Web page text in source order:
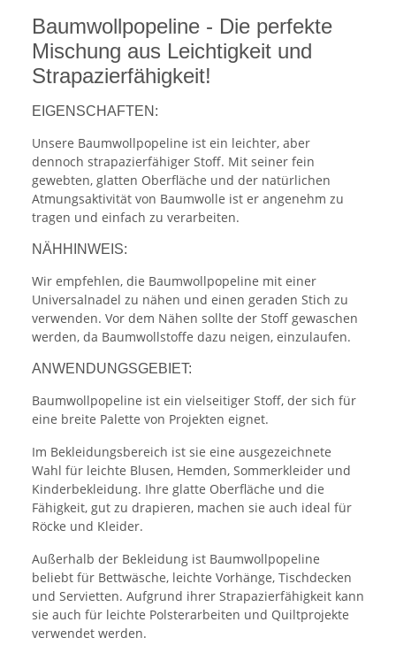
Baumwollpopeline - Die perfekte
Mischung aus Leichtigkeit und
Strapazierfähigkeit!
EIGENSCHAFTEN:
Unsere Baumwollpopeline ist ein leichter, aber
dennoch strapazierfähiger Stoff. Mit seiner fein
gewebten, glatten Oberfläche und der natürlichen
Atmungsaktivität von Baumwolle ist er angenehm zu
tragen und einfach zu verarbeiten.
NÄHHINWEIS:
Wir empfehlen, die Baumwollpopeline mit einer
Universalnadel zu nähen und einen geraden Stich zu
verwenden. Vor dem Nähen sollte der Stoff gewaschen
werden, da Baumwollstoffe dazu neigen, einzulaufen.
ANWENDUNGSGEBIET:
Baumwollpopeline ist ein vielseitiger Stoff, der sich für
eine breite Palette von Projekten eignet.
Im Bekleidungsbereich ist sie eine ausgezeichnete
Wahl für leichte Blusen, Hemden, Sommerkleider und
Kinderbekleidung. Ihre glatte Oberfläche und die
Fähigkeit, gut zu drapieren, machen sie auch ideal für
Röcke und Kleider.
Außerhalb der Bekleidung ist Baumwollpopeline
beliebt für Bettwäsche, leichte Vorhänge, Tischdecken
und Servietten. Aufgrund ihrer Strapazierfähigkeit kann
sie auch für leichte Polsterarbeiten und Quiltprojekte
verwendet werden.